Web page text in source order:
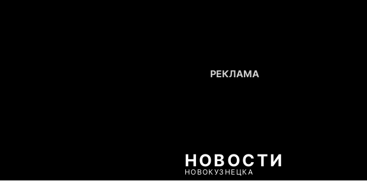
НОВОСТИ
НОВОКУЗНЕЦКА